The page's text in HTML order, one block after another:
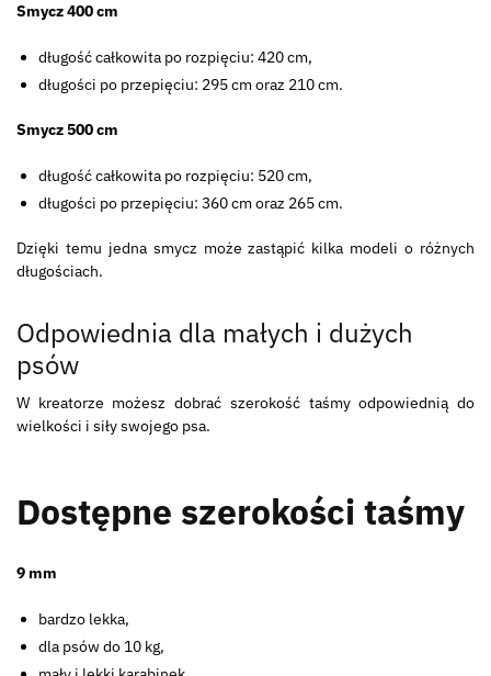
Smycz 400 cm
długość całkowita po rozpięciu: 420 cm,
długości po przepięciu: 295 cm oraz 210 cm.
Smycz 500 cm
długość całkowita po rozpięciu: 520 cm,
długości po przepięciu: 360 cm oraz 265 cm.
Dzięki temu jedna smycz może zastąpić kilka modeli o różnych
długościach.
Odpowiednia dla małych i dużych
psów
W kreatorze możesz dobrać szerokość taśmy odpowiednią do
wielkości i siły swojego psa.
Dostępne szerokości taśmy
9 mm
bardzo lekka,
dla psów do 10 kg,